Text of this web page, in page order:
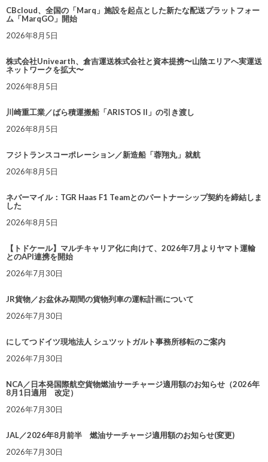
CBcloud、全国の「Marq」施設を起点とした新たな配送プラットフォー
ム「MarqGO」開始
2026年8月5日
株式会社Univearth、倉吉運送株式会社と資本提携〜山陰エリアへ実運送
ネットワークを拡大〜
2026年8月5日
川崎重工業／ばら積運搬船「ARISTOS II」の引き渡し
2026年8月5日
フジトランスコーポレーション／新造船「蓉翔丸」就航
2026年8月5日
ネバーマイル：TGR Haas F1 Teamとのパートナーシップ契約を締結しま
した
2026年8月5日
【トドケール】マルチキャリア化に向けて、2026年7月よりヤマト運輸
とのAPI連携を開始
2026年7月30日
JR貨物／お盆休み期間の貨物列車の運転計画について
2026年7月30日
にしてつドイツ現地法人 シュツットガルト事務所移転のご案内
2026年7月30日
NCA／日本発国際航空貨物燃油サーチャージ適用額のお知らせ（2026年
8月1日適用 改定）
2026年7月30日
JAL／2026年8月前半 燃油サーチャージ適用額のお知らせ(変更)
2026年7月30日